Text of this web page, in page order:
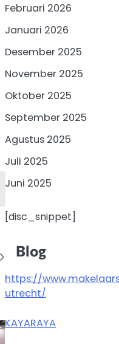
Februari 2026
Januari 2026
Desember 2025
November 2025
Oktober 2025
September 2025
Agustus 2025
Juli 2025
Juni 2025
[disc_snippet]
Blog
https://
utrecht/
KAYARAYA